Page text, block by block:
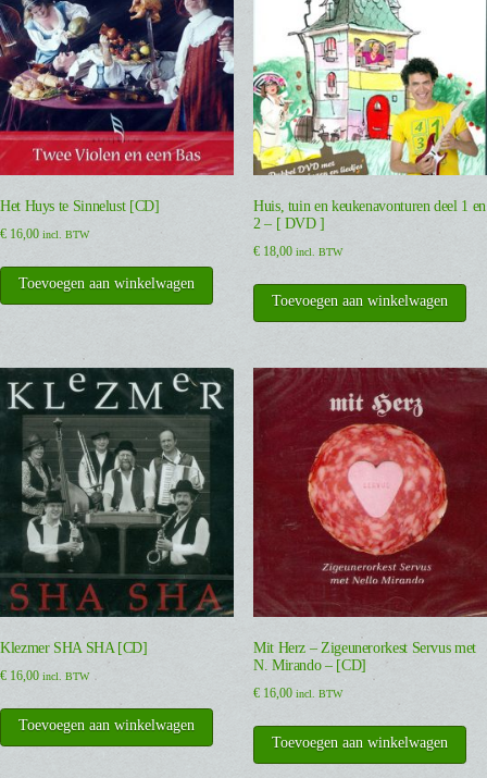
Het Huys te Sinnelust [CD]
€ 16,00 incl. BTW
Toevoegen aan winkelwagen
Huis, tuin en keukenavonturen deel 1 en
2 – [ DVD ]
€18,00 incl. BTW
Toevoegen aan winkelwagen
Klezmer SHA SHA [CD]
€ 16,00 incl. BTW
Toevoegen aan winkelwagen
Mit Herz – Zigeunerorkest Servus met
N. Mirando – [CD]
€16,00 incl. BTW
Toevoegen aan winkelwagen